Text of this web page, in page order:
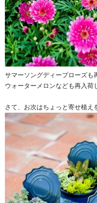
サマーソングディープローズも
ウォーターメロンなども再入荷
さて、お次はちょっと寄せ植え